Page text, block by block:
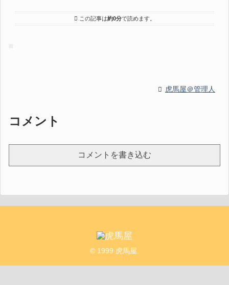
この記事は約0分で読めます。
虎馬屋＠管理人
コメント
コメントを書き込む
© 1999 虎馬屋.